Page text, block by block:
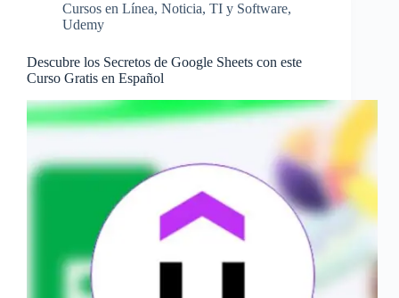
Cursos en Línea, Noticia, TI y Software,
Udemy
Descubre los Secretos de Google Sheets con este
Curso Gratis en Español